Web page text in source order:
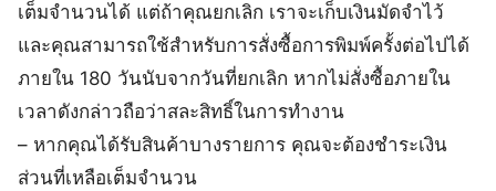
เต็มจำนวนได้ แต่ถ้าคุณยกเลิก เราจะเก็บเงินมัดจำไว้
และคุณสามารถใช้สำหรับการสั่งซื้อการพิมพ์ครั้งต่อไปได้
ภายใน 180 วันนับจากวันที่ยกเลิก หากไม่สั่งซื้อภายใน
เวลาดังกล่าวถือว่าสละสิทธิ์ในการทำงาน
– หากคุณได้รับสินค้าบางรายการ คุณจะต้องชำระเงิน
ส่วนที่เหลือเต็มจำนวน